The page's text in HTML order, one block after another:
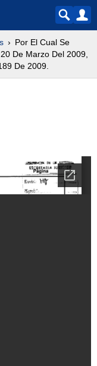
Por El Cual Se
De Marzo Del 2009,
De 2009.